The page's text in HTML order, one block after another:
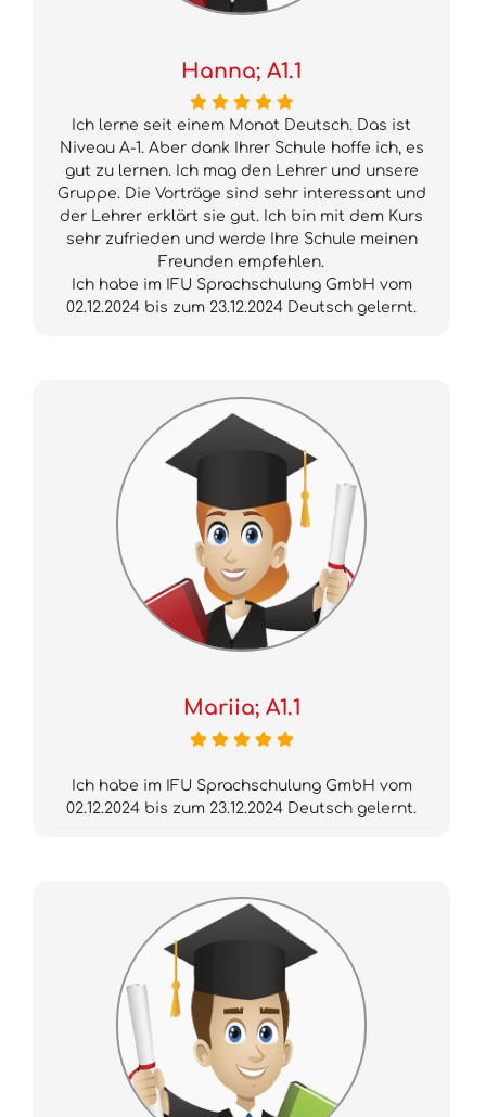
Hanna; A1.1
Ich lerne seit einem Monat Deutsch. Das ist
Niveau A-1. Aber dank Ihrer Schule hoffe ich, es
gut zu lernen. Ich mag den Lehrer und unsere
Gruppe. Die Vorträge sind sehr interessant und
der Lehrer erklärt sie gut. Ich bin mit dem Kurs
sehr zufrieden und werde Ihre Schule meinen
Freunden empfehlen.
Ich habe im IFU Sprachschulung GmbH vom
02.12.2024 bis zum 23.12.2024 Deutsch gelernt.
Mariia; A1.1
Ich habe im IFU Sprachschulung GmbH vom
02.12.2024 bis zum 23.12.2024 Deutsch gelernt.